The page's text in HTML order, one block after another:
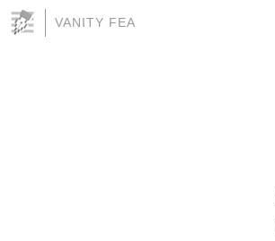
VANITY FEA